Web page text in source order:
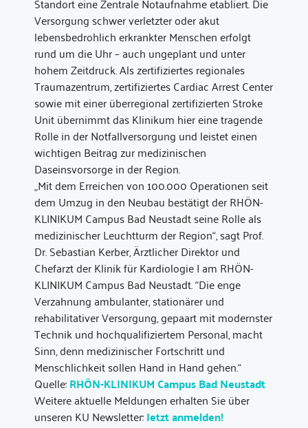
Versorgung schwer verletzter oder akut
lebensbedrohlich erkrankter Menschen erfolgt
rund um die Uhr – auch ungeplant und unter
hohem Zeitdruck. Als zertifiziertes regionales
Traumazentrum, zertifiziertes Cardiac Arrest Center
sowie mit einer überregional zertifizierten Stroke
Unit übernimmt das Klinikum hier eine tragende
Rolle in der Notfallversorgung und leistet einen
wichtigen Beitrag zur medizinischen
Daseinsvorsorge in der Region.
„Mit dem Erreichen von 100.000 Operationen seit
dem Umzug in den Neubau bestätigt der RHÖN-
KLINIKUM Campus Bad Neustadt seine Rolle als
medizinischer Leuchtturm der Region“, sagt Prof.
Dr. Sebastian Kerber, Ärztlicher Direktor und
Chefarzt der Klinik für Kardiologie I am RHÖN-
KLINIKUM Campus Bad Neustadt. “Die enge
Verzahnung ambulanter, stationärer und
rehabilitativer Versorgung, gepaart mit modernster
Technik und hochqualifiziertem Personal, macht
Sinn, denn medizinischer Fortschritt und
Menschlichkeit sollen Hand in Hand gehen.“
Quelle:RHÖN-KLINIKUM Campus Bad Neustadt
Weitere aktuelle Meldungen erhalten Sie über
unseren KU Newsletter:Jetzt anmelden!